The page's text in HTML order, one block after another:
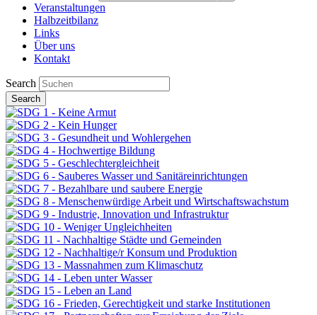
Veranstaltungen
Halbzeitbilanz
Links
Über uns
Kontakt
Search